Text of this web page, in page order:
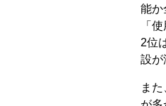
能か
「
2位
設が
ま